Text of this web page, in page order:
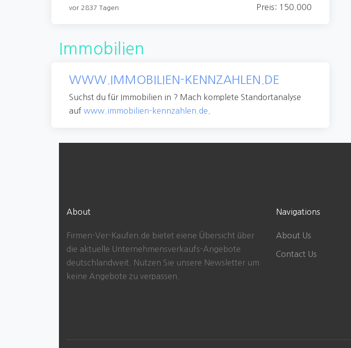
vor 2837 Tagen Preis: 150.000
Immobilien
WWW.IMMOBILIEN-KENNZAHLEN.DE
Suchst du für Immobilien in ? Mach komplete Standortanalyse
auf www.immobilien-kennzahlen.de
About
Firmen-Ver-Kaufen.de bietet eiene Übersicht über
die aktuelle Unternehmensverkaufs-Angebote
deutschlandweit. Nutzen Sie unsere Newsletter um
keine Angebote zu verpassen.
Navigations
About Us
Contact Us